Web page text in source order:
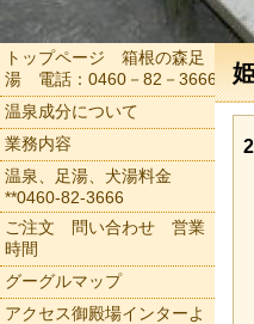
トップページ 箱根の森足
湯 電話：0460－82－3666
温泉成分について
業務内容
温泉、足湯、犬湯料金
**0460-82-3666
ご注文 問い合わせ 営業
時間
グーグルマップ
アクセス御殿場インターよ